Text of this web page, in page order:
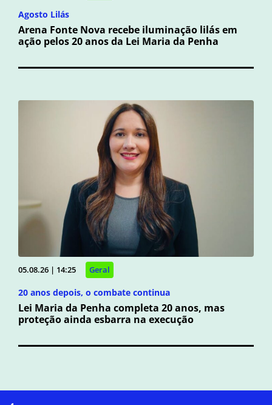
Agosto Lilás
Arena Fonte Nova recebe iluminação lilás em
ação pelos 20 anos da Lei Maria da Penha
05.08.26 | 14:25 Geral
20 anos depois, o combate continua
Lei Maria da Penha completa 20 anos, mas
proteção ainda esbarra na execução